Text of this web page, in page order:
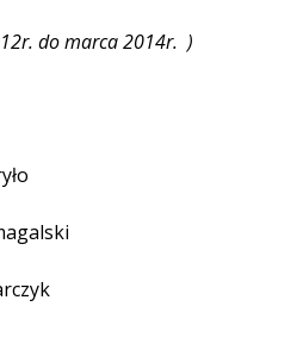
do marca 2014r. )